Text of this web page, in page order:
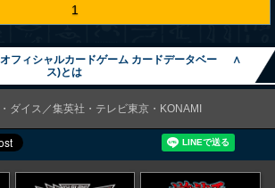
1
フィシャルカードゲーム カードデータベー
ス)とは
∧
ダイス／集英社・テレビ東京・KONAMI